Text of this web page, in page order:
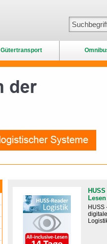
Gütertransport
Lesen
HUSS